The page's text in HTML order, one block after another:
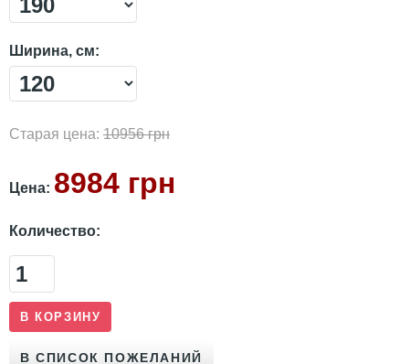
Ширина, см:
Старая цена: 10956 грн
Цена: 8984 грн
Количество: